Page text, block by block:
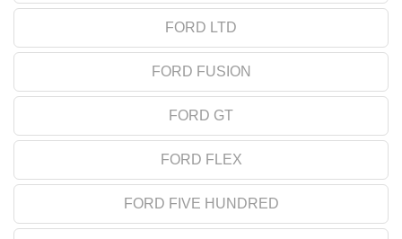
FORD LTD
FORD FUSION
FORD GT
FORD FLEX
FORD FIVE HUNDRED